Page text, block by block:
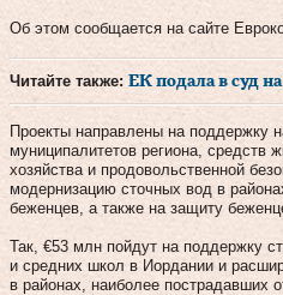
Об этом сообщается на сайте
Читайте также: ЕК подала в суд
Проекты направлены на поддержку
муниципалитетов региона, средств
хозяйства и продовольственной
модернизацию сточных вод в
беженцев, а также на защиту
Так, €53 млн пойдут на поддержку
и средних школ в Иордании и
в районах, наиболее пострадавших